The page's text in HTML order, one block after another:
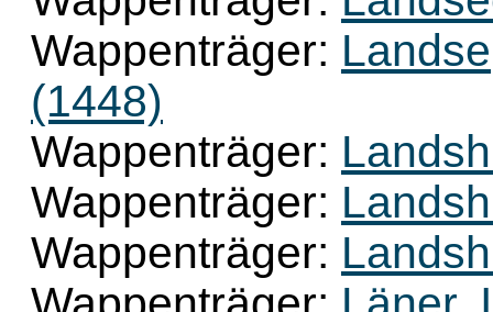
Wappenträger:
(1448)
Wappenträger:
Wappenträger:
Wappenträger: